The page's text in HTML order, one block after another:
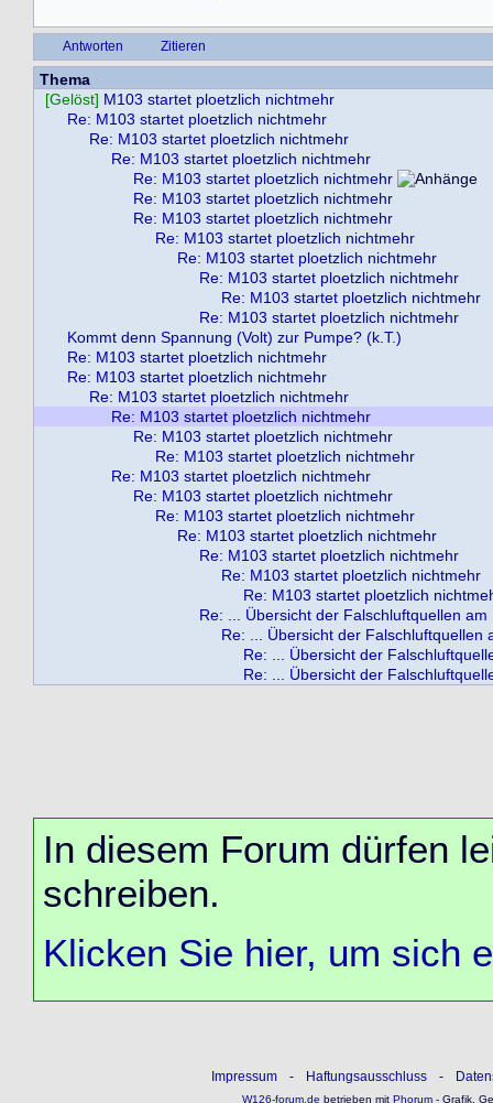
Antworten Zitieren
Thema
[Gelöst] M103 startet ploetzlich nichtmehr
Re: M103 startet ploetzlich nichtmehr
Re: M103 startet ploetzlich nichtmehr
Re: M103 startet ploetzlich nichtmehr
Re: M103 startet ploetzlich nichtmehr
Re: M103 startet ploetzlich nichtmehr
Re: M103 startet ploetzlich nichtmehr
Re: M103 startet ploetzlich nichtmehr
Re: M103 startet ploetzlich nichtmehr
Re: M103 startet ploetzlich nichtmehr
Re: M103 startet ploetzlich nichtmehr
Re: M103 startet ploetzlich nichtmehr
Kommt denn Spannung (Volt) zur Pumpe? (k.T.)
Re: M103 startet ploetzlich nichtmehr
Re: M103 startet ploetzlich nichtmehr
Re: M103 startet ploetzlich nichtmehr
Re: M103 startet ploetzlich nichtmehr
Re: M103 startet ploetzlich nichtmehr
Re: M103 startet ploetzlich nichtmehr
Re: M103 startet ploetzlich nichtmehr
Re: M103 startet ploetzlich nichtmehr
Re: M103 startet ploetzlich nichtmehr
Re: M103 startet ploetzlich nichtmehr
Re: M103 startet ploetzlich nichtmehr
Re: M103 startet ploetzlich nichtmehr
Re: M103 startet ploetzlich
Re: ... Übersicht der Falschluftquellen am
Re: ... Übersicht der Falschluftquellen
Re: ... Übersicht der
Re: ... Übersicht der
In diesem Forum dürfen
schreiben.
Klicken Sie hier, um sich
Impressum - Haftungsausschluss -
W126-forum.de betrieben mitPhorum- Grafik,